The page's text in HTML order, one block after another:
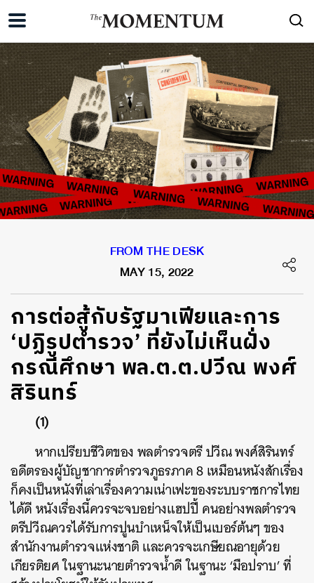
FROM THE DESK
MAY 15, 2022
การต่อสู้กับรัฐมาเฟียและการ
‘ปฏิรูปตำรวจ’ ที่ยังไม่เห็นฝั่ง
กรณีศึกษา พล.ต.ต.ปวีณ พงศ์
สิรินทร์
(1)
หากเปรียบชีวิตของ พลตำรวจตรี ปวีณ พงศ์สิรินทร์
อดีตรองผู้บัญชาการตำรวจภูธรภาค 8 เหมือนหนังสักเรื่อง
ก็คงเป็นหนังที่เล่าเรื่องความเน่าเฟะของระบบราชการไทย
ได้ดี หนังเรื่องนี้ควรจะจบอย่างแฮปปี้ คนอย่างพลตำรวจ
ตรีปวีณควรได้รับการปูนบำเหน็จให้เป็นเบอร์ต้นๆ ของ
สำนักงานตำรวจแห่งชาติ และควรจะเกษียณอายุด้วย
เกียรติยศ ในฐานะนายตำรวจน้ำดี ในฐานะ ‘มือปราบ’ ที่